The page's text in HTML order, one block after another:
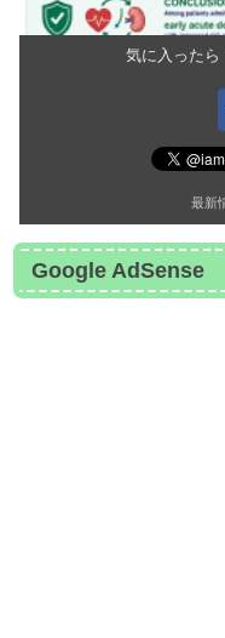
気に入ったら
最新
Google AdSense